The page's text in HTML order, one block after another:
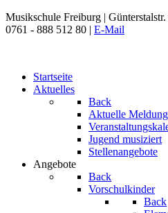
Musikschule Freiburg |
0761 - 888 512 80 | E-Mail
Startseite
Aktuelles
Back
Aktuelle
Jugend musiziert
Stellenangebote
Angebote
Back
Vorschulkinder
Back